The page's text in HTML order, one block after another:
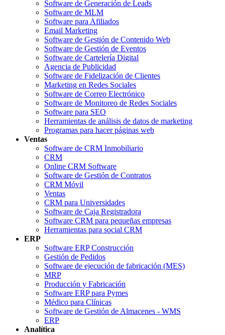
Software de Generación de Leads
Software de MLM
Software para Afiliados
Email Marketing
Software de Gestión de Contenido Web
Software de Gestión de Eventos
Software de Cartelería Digital
Agencia de Publicidad
Software de Fidelización de Clientes
Marketing en Redes Sociales
Software de Correo Electrónico
Software de Monitoreo de Redes Sociales
Software para SEO
Herramientas de análisis de datos de marketing
Programas para hacer páginas web
Ventas
Software de CRM Inmobiliario
CRM
Online CRM Software
Software de Gestión de Contratos
CRM Móvil
Ventas
CRM para Universidades
Software de Caja Registradora
Software CRM para pequeñas empresas
Herramientas para social CRM
ERP
Software ERP Construcción
Gestión de Pedidos
Software de ejecución de fabricación (MES)
MRP
Producción y Fabricación
Software ERP para Pymes
Médico para Clínicas
Software de Gestión de Almacenes - WMS
ERP
Analítica